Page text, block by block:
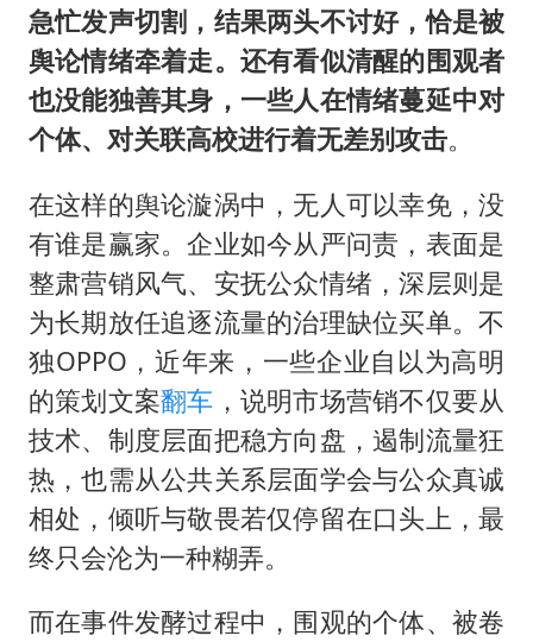
急忙发声切割，结果两头不讨好，恰是被
舆论情绪牵着走。还有看似清醒的围观者
也没能独善其身，一些人在情绪蔓延中对
个体、对关联高校进行着无差别攻击。
在这样的舆论漩涡中，无人可以幸免，没
有谁是赢家。企业如今从严问责，表面是
整肃营销风气、安抚公众情绪，深层则是
为长期放任追逐流量的治理缺位买单。不
独OPPO，近年来，一些企业自以为高明
的策划文案翻车 ，说明市场营销不仅要从
技术、制度层面把稳方向盘，遏制流量狂
热，也需从公共关系层面学会与公众真诚
相处，倾听与敬畏若仅停留在口头上，最
终只会沦为一种糊弄。
而在事件发酵过程中，围观的个体、被卷